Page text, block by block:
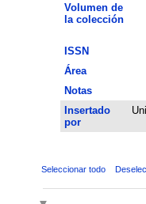
Volumen de
la colección
ISSN
Área
Notas
Insertado
por
Seleccionar todo